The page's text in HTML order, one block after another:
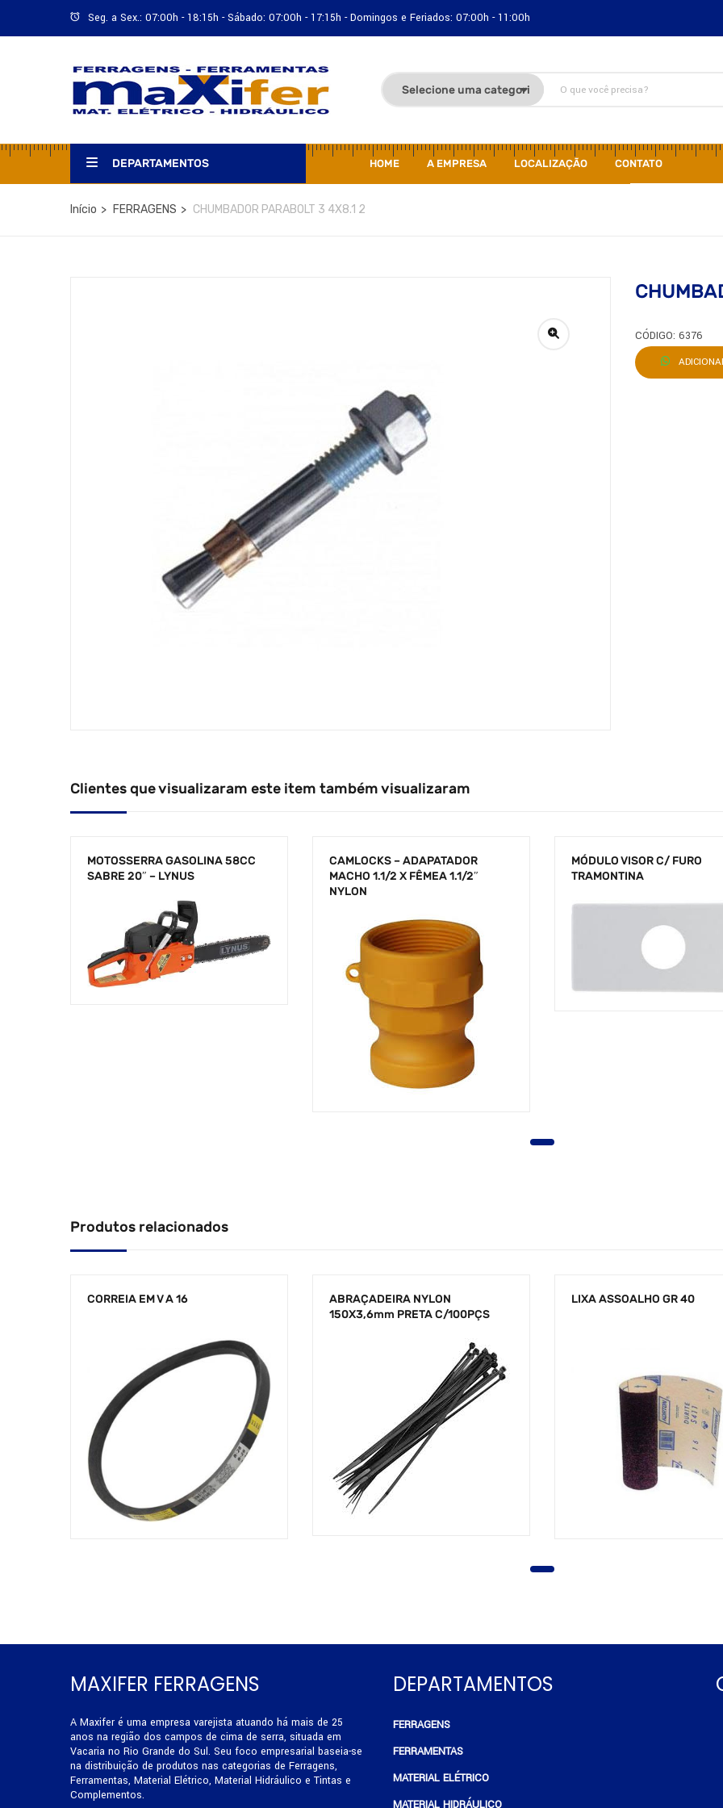
Seg. a Sex.: 07:00h - 18:15h - Sábado: 07:00h - 17:15h - Domingos e Feriados: 07:00h - 11:00h
DEPARTAMENTOS HOME A EMPRESA LOCALIZAÇÃO CONTATO
Início FERRAGENS CHUMBADOR PARABOLT 3 4X8.1 2
CÓDIGO: 6376
Clientes que visualizaram este item também visualizaram
MOTOSSERRA GASOLINA 58CC
SABRE 20″ – LYNUS
CAMLOCKS – ADAPATADOR
MACHO 1.1/2 X FÊMEA 1.1/2″
NYLON
MÓDULO VISOR C/ FURO
TRAMONTINA
Produtos relacionados
CORREIA EM V A 16
ABRAÇADEIRA NYLON
150X3,6mm PRETA C/100PÇS
LIXA ASSOALHO GR 40
MAXIFER FERRAGENS
A Maxifer é uma empresa varejista atuando há mais de 25
anos na região dos campos de cima de serra, situada em
Vacaria no Rio Grande do Sul. Seu foco empresarial baseia-se
na distribuição de produtos nas categorias de Ferragens,
Ferramentas, Material Elétrico, Material Hidráulico e Tintas e
Complementos.
DEPARTAMENTOS
FERRAGENS
FERRAMENTAS
MATERIAL ELÉTRICO
MATERIAL HIDRÁULICO